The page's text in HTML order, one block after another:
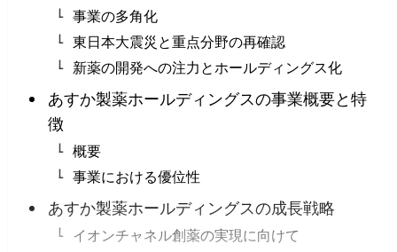
事業の多角化
東日本大震災と重点分野の再確認
新薬の開発への注力とホールディングス化
あすか製薬ホールディングスの事業概要と特
徴
概要
事業における優位性
あすか製薬ホールディングスの成長戦略
イオンチャネル創薬の実現に向けて